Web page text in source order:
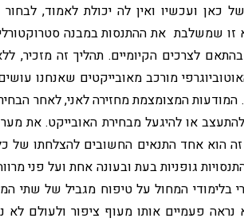
של כאן ועכשיו ואין לה יכולת לאמוד,
זו שמשלבת את ההתנסות במבנה
לצרכים הקיומיים. תהליך זה מזכיר,
האוטוביוגרפי מורכב מאובייקטים שאנחנו
המודעות המצומצמת מחזירה לאני, לאחר
או להיגעל מבחירת האובייקט. את
הוא אחד התנאים החשובים להצלחתו של כל
גופניות בעת ובעונה אחת ועל פני
בלימודי המחול על טיפוח מגביל של שתי
נראה פעמיים אותו מעוף ציפור ולעולם